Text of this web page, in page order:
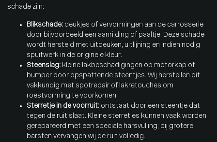
schade zijn:
Blikschade: deukjes of vervormingen aan de carrosserie
door bijvoorbeeld een aanrijding of paaltje. Deze schade
wordt hersteld met uitdeuken, uitlijning en indien nodig
spuitwerk in de originele kleur.
Steenslag: kleine lakbeschadigingen op motorkap of
bumper door opspattende steentjes. Wij herstellen dit
vakkundig met spotrepair of lakretouches om
roestvorming te voorkomen.
Sterretje in de voorruit: ontstaat door een steentje dat
tegen de ruit slaat. Kleine sterretjes kunnen vaak worden
gerepareerd met een speciale harsvulling; bij grotere
barsten vervangen wij de ruit volledig.